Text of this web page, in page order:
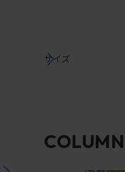
サイズ
COLUMN